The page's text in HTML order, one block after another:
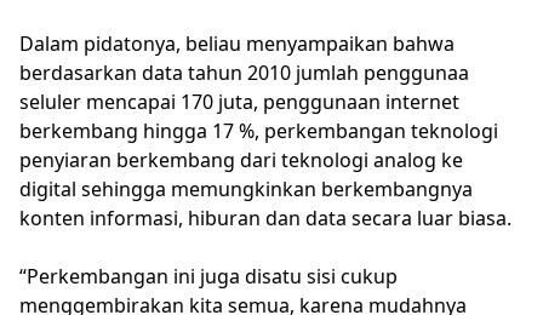
Dalam pidatonya, beliau menyampaikan bahwa
berdasarkan data tahun 2010 jumlah penggunaa
seluler mencapai 170 juta, penggunaan internet
berkembang hingga 17 %, perkembangan teknologi
penyiaran berkembang dari teknologi analog ke
digital sehingga memungkinkan berkembangnya
konten informasi, hiburan dan data secara luar biasa.
“Perkembangan ini juga disatu sisi cukup
menggembirakan kita semua, karena mudahnya